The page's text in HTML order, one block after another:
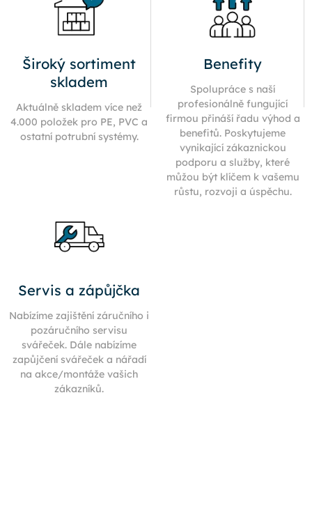
Široký sortiment
skladem
Aktuálně skladem více než
4.000 položek pro PE, PVC a
ostatní potrubní systémy.
Benefity
Spolupráce s naší
profesionálně fungující
firmou přináší řadu výhod a
benefitů. Poskytujeme
vynikající zákaznickou
podporu a služby, které
můžou být klíčem k vašemu
růstu, rozvoji a úspěchu.
Servis a zápůjčka
Nabízíme zajištění záručního i
pozáručního servisu
svářeček. Dále nabízíme
zapůjčení svářeček a nářadí
na akce/montáže vašich
zákazníků.